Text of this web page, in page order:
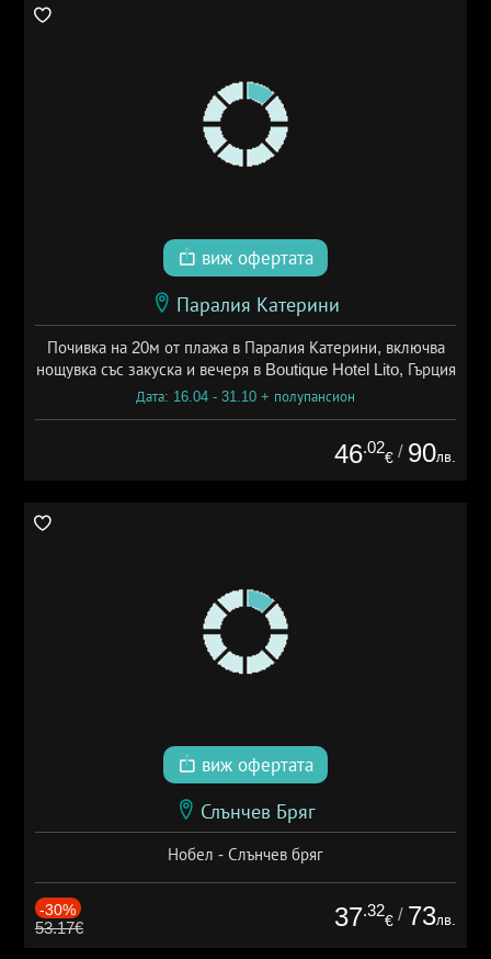
виж офертата
Паралия Катерини
Почивка на 20м от плажа в Паралия Катерини, включва
нощувка със закуска и вечеря в Boutique Hotel Lito, Гърция
Дата: 16.04 - 31.10 + полупансион
46.02
€ / 90лв.
виж офертата
Слънчев Бряг
Нобел - Слънчев бряг
-30%
53.17€ 37.32
€ / 73лв.